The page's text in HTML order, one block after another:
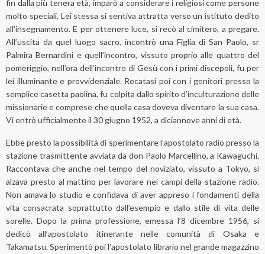
fin dalla più tenera età, imparò a considerare i religiosi come persone
molto speciali. Lei stessa si sentiva attratta verso un istituto dedito
all’insegnamento. E per ottenere luce, si recò al cimitero, a pregare.
All’uscita da quel luogo sacro, incontrò una Figlia di San Paolo, sr
Palmira Bernardini e quell’incontro, vissuto proprio alle quattro del
pomeriggio, nell’ora dell’incontro di Gesù con i primi discepoli, fu per
lei illuminante e provvidenziale. Recatasi poi con i genitori presso la
semplice casetta paolina, fu colpita dallo spirito d’inculturazione delle
missionarie e comprese che quella casa doveva diventare la sua casa.
Vi entrò ufficialmente il 30 giugno 1952, a diciannove anni di età.
Ebbe presto la possibilità di sperimentare l’apostolato radio presso la
stazione trasmittente avviata da don Paolo Marcellino, a Kawaguchi.
Raccontava che anche nel tempo del noviziato, vissuto a Tokyo, si
alzava presto al mattino per lavorare nei campi della stazione radio.
Non amava lo studio e confidava di aver appreso i fondamenti della
vita consacrata soprattutto dall’esempio e dallo stile di vita delle
sorelle. Dopo la prima professione, emessa l’8 dicembre 1956, si
dedicò all’apostolato itinerante nelle comunità di Osaka e
Takamatsu. Sperimentò poi l’apostolato librario nel grande magazzino